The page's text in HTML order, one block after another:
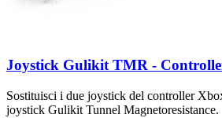
Joystick Gulikit TMR -
Sostituisci i due joystick del controller
joystick Gulikit Tunnel Magnetoresistance.